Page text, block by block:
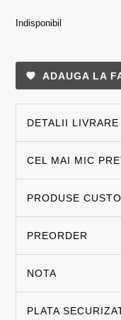
Indisponibil
ADAUGA LA
DETALII LIVRARE
CEL MAI MIC
PRODUSE
PREORDER
NOTA
PLATA